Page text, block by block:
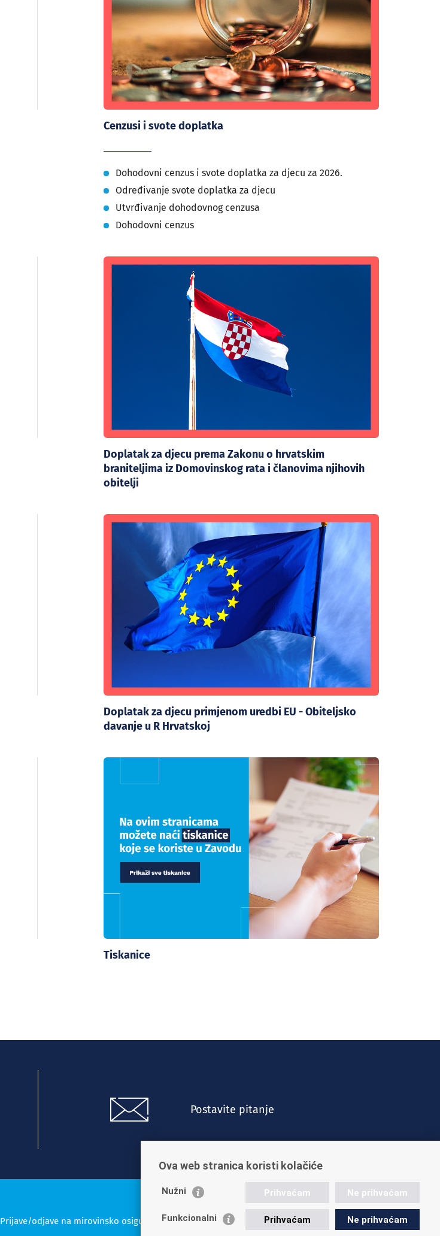
Cenzusi i svote doplatka
Dohodovni cenzus i svote doplatka za djecu za 2026.
Određivanje svote doplatka za djecu
Utvrđivanje dohodovnog cenzusa
Dohodovni cenzus
Doplatak za djecu prema Zakonu o hrvatskim
braniteljima iz Domovinskog rata i članovima njihovih
obitelji
Doplatak za djecu primjenom uredbi EU - Obiteljsko
davanje u R Hrvatskoj
Tiskanice
Postavite pitanje
Prijave/odjave na mirovinsko osiguranje Vijesti Kontakt Posao u HZMO-u Impressum
Ova web stranica koristi kolačiće
Nužni Prihvaćam Ne prihvaćam
Funkcionalni Prihvaćam Ne prihvaćam